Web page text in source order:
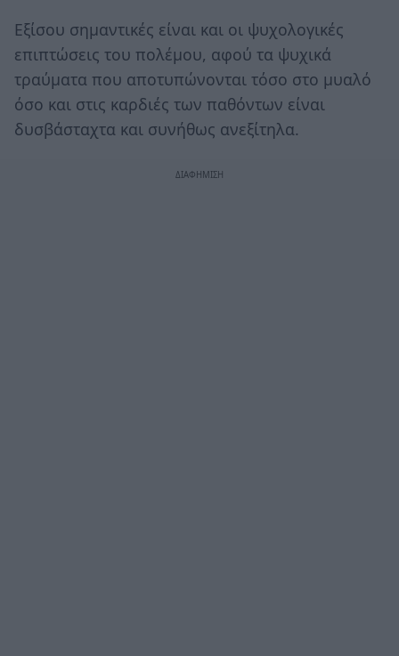
Εξίσου σημαντικές είναι και οι ψυχολογικές
επιπτώσεις του πολέμου, αφού τα ψυχικά
τραύματα που αποτυπώνονται τόσο στο μυαλό
όσο και στις καρδιές των παθόντων είναι
δυσβάσταχτα και συνήθως ανεξίτηλα.